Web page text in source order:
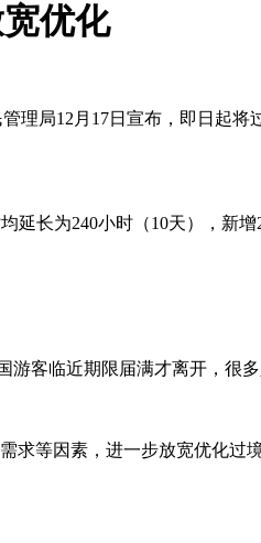
优化
理局12月17日宣布，即日起
长为240小时（10天），新
游客临近期限届满才离开，很
等因素，进一步放宽优化